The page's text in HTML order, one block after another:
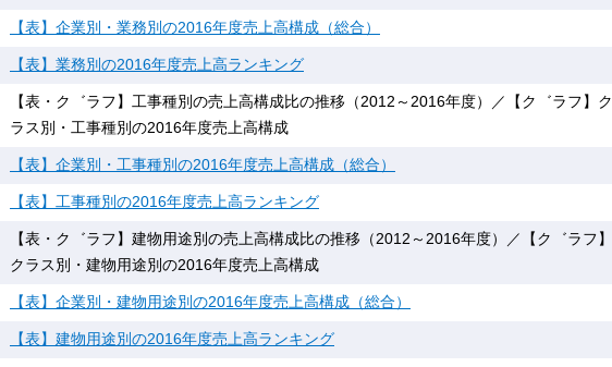
【表】企業別・業務別の2016年度売上高構成（総合）
【表】業務別の2016年度売上高ランキング
【表・ク゛ラフ】工事種別の売上高構成比の推移（2012～2016年度）／【ク゛ラフ】ク
ラス別・工事種別の2016年度売上高構成
【表】企業別・工事種別の2016年度売上高構成（総合）
【表】工事種別の2016年度売上高ランキング
【表・ク゛ラフ】建物用途別の売上高構成比の推移（2012～2016年度）／【ク゛ラフ】
クラス別・建物用途別の2016年度売上高構成
【表】企業別・建物用途別の2016年度売上高構成（総合）
【表】建物用途別の2016年度売上高ランキング